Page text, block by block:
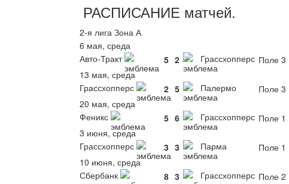
РАСПИСАНИЕ матчей.
2-я лига Зона А
6 мая, среда
Авто-Тракт
5 2 Грассхопперс Поле 3
13 мая, среда
Грассхопперс
2 5 Палермо
Поле 3
20 мая, среда
Феникс
5 6 Грассхопперс Поле 1
3 июня, среда
Грассхопперс
3 3 Парма
Поле 1
10 июня, среда
Сбербанк
8 3 Грассхопперс Поле 2